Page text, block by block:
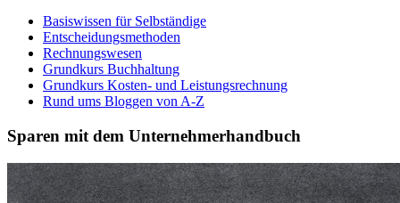
Basiswissen für Selbständige
Entscheidungsmethoden
Rechnungswesen
Grundkurs Buchhaltung
Grundkurs Kosten- und Leistungsrechnung
Rund ums Bloggen von A-Z
Sparen mit dem Unternehmerhandbuch